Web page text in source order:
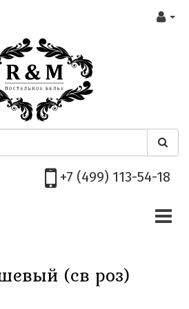
+7 (499) 113-54-18
(св роз)